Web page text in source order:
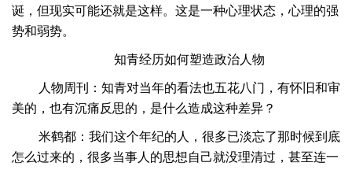
诞，但现实可能还就是这样。这是一种心理状态，心理的强
势和弱势。
知青经历如何塑造政治人物
人物周刊：知青对当年的看法也五花八门，有怀旧和审
美的，也有沉痛反思的，是什么造成这种差异？
米鹤都：我们这个年纪的人，很多已淡忘了那时候到底
怎么过来的，很多当事人的思想自己就没理清过，甚至连一